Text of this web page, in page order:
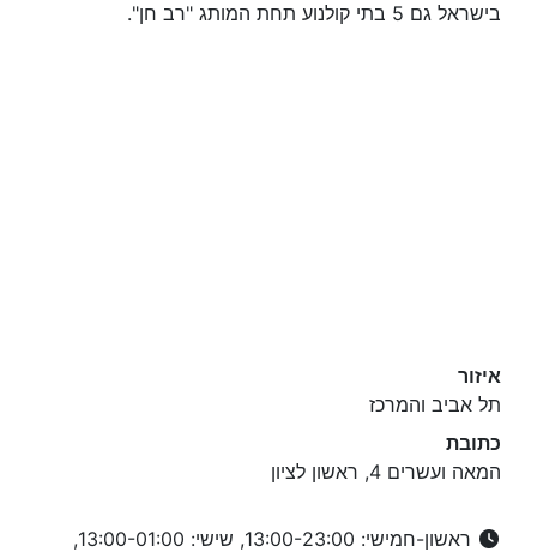
בישראל גם 5 בתי קולנוע תחת המותג "רב חן".
איזור
תל אביב והמרכז
כתובת
המאה ועשרים 4, ראשון לציון
ראשון-חמישי: 13:00-23:00, שישי: 13:00-01:00,